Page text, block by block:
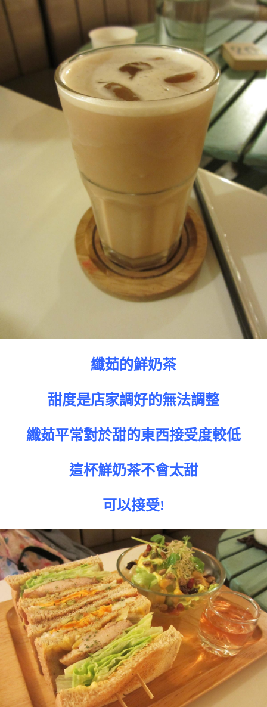
纖茹的鮮奶茶
甜度是店家調好的無法調整
纖茹平常對於甜的東西接受度較低
這杯鮮奶茶不會太甜
可以接受!